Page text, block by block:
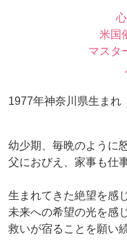
米国
マスタ
1977年神奈川県生まれ
幼少期、毎晩のように
父におびえ、家事も仕
生まれてきた絶望を感
未来への希望の光を感
救いが宿ることを願い